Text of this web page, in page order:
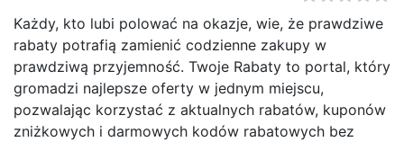
Każdy, kto lubi polować na okazje, wie, że prawdziwe
rabaty potrafią zamienić codzienne zakupy w
prawdziwą przyjemność. Twoje Rabaty to portal, który
gromadzi najlepsze oferty w jednym miejscu,
pozwalając korzystać z aktualnych rabatów, kuponów
zniżkowych i darmowych kodów rabatowych bez